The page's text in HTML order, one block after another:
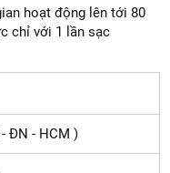
hoạt động lên tới 80
chỉ với 1 lần sạc
ĐN - HCM )